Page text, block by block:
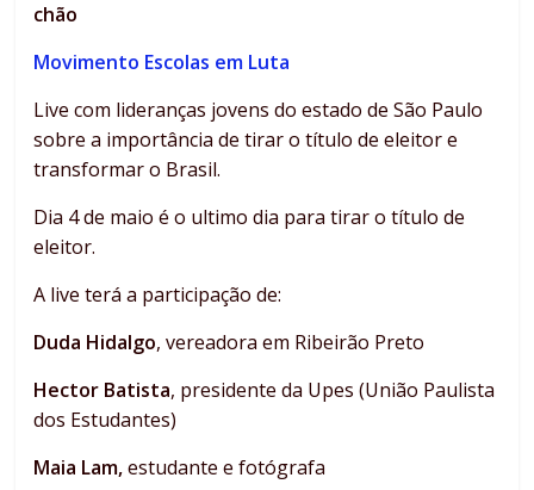
chão
Movimento Escolas em Luta
Live com lideranças jovens do estado de São Paulo
sobre a importância de tirar o título de eleitor e
transformar o Brasil.
Dia 4 de maio é o ultimo dia para tirar o título de
eleitor.
A live terá a participação de:
Duda Hidalgo, vereadora em Ribeirão Preto
Hector Batista, presidente da Upes (União Paulista
dos Estudantes)
Maia Lam,estudante e fotógrafa